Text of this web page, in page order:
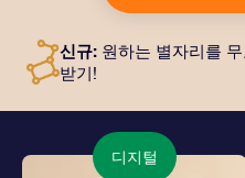
다. OSR Gift Pack은 친구
신규: 원하는 별자리를
받기!
디지털